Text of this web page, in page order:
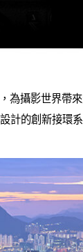
為攝影世界帶
計的創新接環